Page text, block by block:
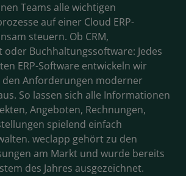
Teams alle wichtigen
auf einer Cloud ERP-
steuern. Ob CRM,
Buchhaltungssoftware: Jedes
ERP-Software entwickeln wir
den Anforderungen moderner
So lassen sich alle Informationen
Angeboten, Rechnungen,
spielend einfach
weclapp gehört zu den
am Markt und wurde bereits
des Jahres ausgezeichnet.